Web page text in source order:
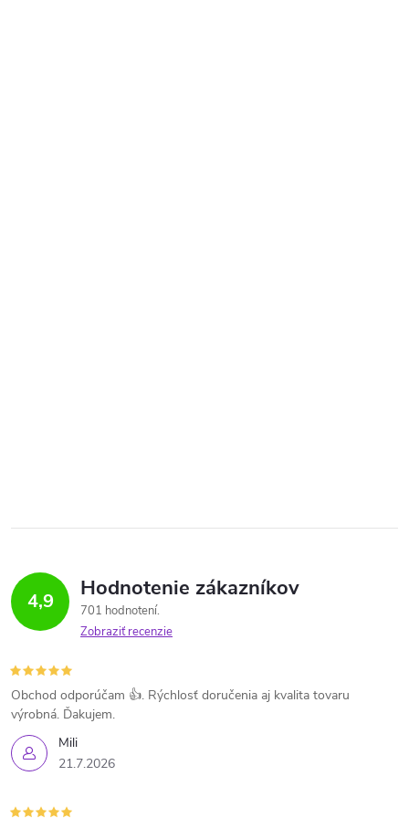
4,9 Hodnotenie zákazníkov
701 hodnotení
Zobraziť recenzie
Mili
21.7.2026
Obchod odporúčam 👍. Rýchlosť doručenia aj kvalita tovaru
výrobná. Ďakujem.